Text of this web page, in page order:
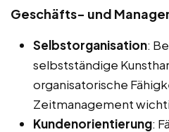
Geschäfts- und
Selbstorganisation:
selbstständige
organisatorische
Zeitmanagement
Kundenorientierung: